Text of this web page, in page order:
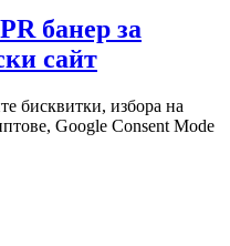
банер за
сайт
бисквитки, избора на
Google Consent Mode